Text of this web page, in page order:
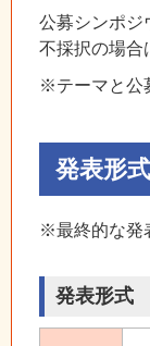
公募シンポジ
不採択の場合
※テーマと公
発表形
※最終的な発
発表形式